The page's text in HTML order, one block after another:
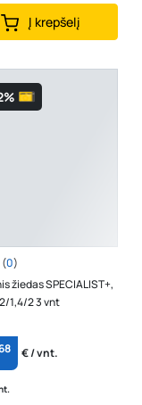
Į krepšelį
(0)
žiedas SPECIALIST+,
1,4/2 3 vnt
€ / vnt.